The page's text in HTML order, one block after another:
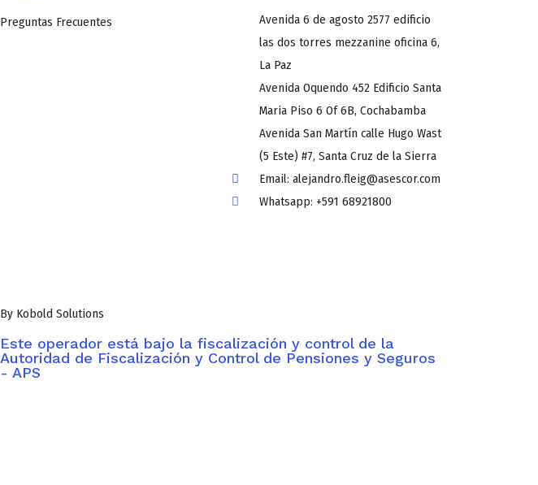
Preguntas Frecuentes
Avenida 6 de agosto 2577 edificio
las dos torres mezzanine oficina 6,
La Paz
Avenida Oquendo 452 Edificio Santa
Maria Piso 6 Of 6B, Cochabamba
Avenida San Martín calle Hugo Wast
(5 Este) #7, Santa Cruz de la Sierra
Email: alejandro.fleig@asescor.com
Whatsapp: +591 68921800
By Kobold Solutions
Este operador está bajo la fiscalización y control de la
Autoridad de Fiscalización y Control de Pensiones y Seguros
- APS